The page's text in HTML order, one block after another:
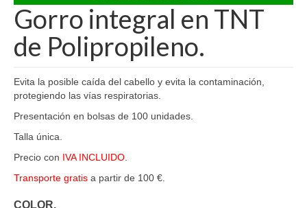
Gorro integral en TNT
de Polipropileno.
Evita la posible caída del cabello y evita la contaminación,
protegiendo las vías respiratorias.
Presentación en bolsas de 100 unidades.
Talla única.
Precio con IVA INCLUIDO
Transporte gratis a partir de 100 €.
COLOR.